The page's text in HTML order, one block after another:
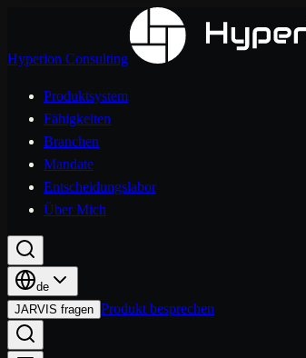
Hyperion Consulting
Produktsystem
Fähigkeiten
Branchen
Mandate
Entscheidungslabor
Über Mich
de
JARVIS fragen Produkt besprechen